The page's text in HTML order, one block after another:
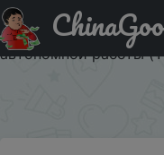
Придбати Yunmai
режим массажа 3
автономной работы